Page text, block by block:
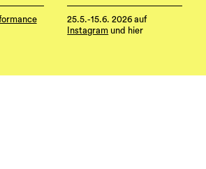
25.5.-15.6. 2026 auf
Instagram und hier